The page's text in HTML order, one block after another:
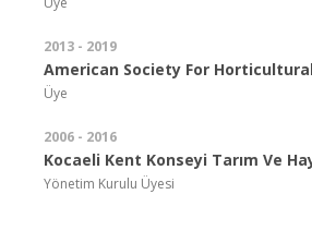
2013 - 2019
American Society For
Üye
2006 - 2016
Kocaeli Kent Konseyi Tarım Ve
Yönetim Kurulu Üyesi